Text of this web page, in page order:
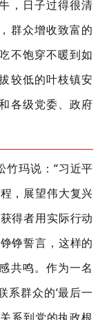
，日子过得很清
群众增收致富的
不饱穿不暖到如
较低的叶枝镇安
各级党委、政府
竹玛说：“习近平
，展望伟大复兴
得者用实际行动
铮誓言，这样的
共鸣。作为一名
系群众的‘最后一